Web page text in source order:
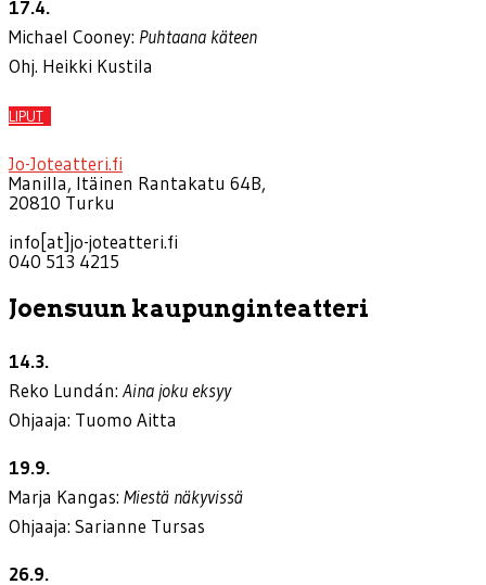
17.4.
Michael Cooney: Puhtaana käteen
Ohj. Heikki Kustila
LIPUT
Jo-Joteatteri.fi
Manilla, Itäinen Rantakatu 64B,
20810 Turku
info[at]jo-joteatteri.fi
040 513 4215
Joensuun kaupunginteatteri
14.3.
Reko Lundán: Aina joku eksyy
Ohjaaja: Tuomo Aitta
19.9.
Marja Kangas: Miestä näkyvissä
Ohjaaja: Sarianne Tursas
26.9.